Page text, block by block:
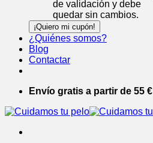
de validación y debe
quedar sin cambios.
¿Quiénes somos?
Blog
Contactar
Envío gratis a partir de 55 €